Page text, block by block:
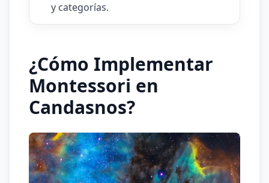
y categorías.
¿Cómo Implementar
Montessori en
Candasnos?